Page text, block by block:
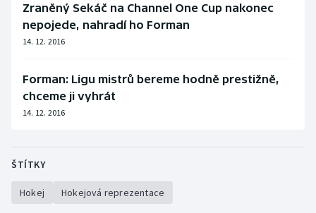
Zraněný Sekáč na Channel One Cup nakonec
nepojede, nahradí ho Forman
14. 12. 2016
Forman: Ligu mistrů bereme hodně prestižně,
chceme ji vyhrát
14. 12. 2016
ŠTÍTKY
Hokej Hokejová reprezentace